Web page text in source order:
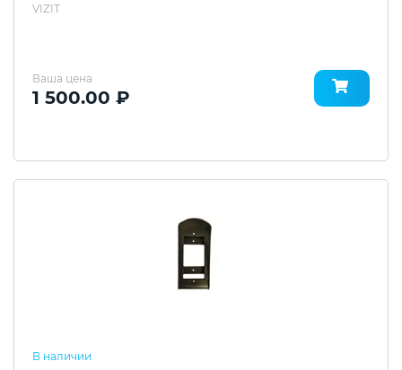
VIZIT
Ваша цена
1 500.00 ₽
В наличии